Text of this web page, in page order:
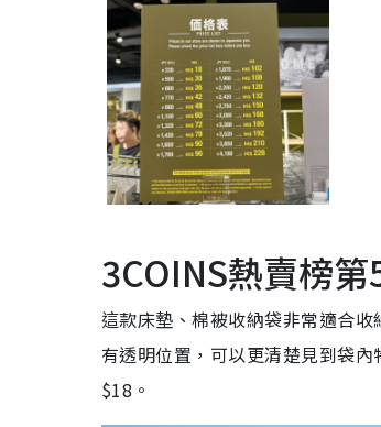
3COINS熱賣榜
這款床墊、棉被收納袋非常適合
有透明位置，可以更清楚見到袋
$18。